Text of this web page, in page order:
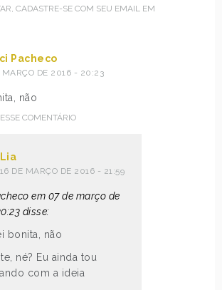
CADASTRE-SE COM SEU EMAIL EM
Pacheco
MARÇO DE 2016 - 20:23
não
COMENTÁRIO
Lia
16 DE MARÇO DE 2016 - 21:59
em 07 de março de
disse:
bonita, não
né? Eu ainda tou
com a ideia